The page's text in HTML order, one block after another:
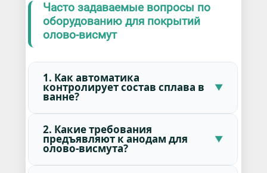
Часто задаваемые вопросы по
оборудованию для покрытий
олово-висмут
1. Как автоматика
контролирует состав сплава в
ванне?
2. Какие требования
предъявляют к анодам для
олово-висмута?